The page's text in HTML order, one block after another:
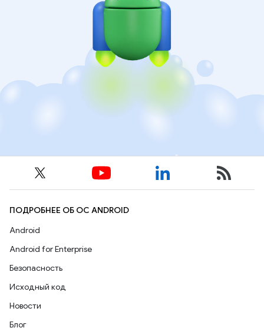
ПОДРОБНЕЕ ОБ ОС ANDROID
Android
Android for Enterprise
Безопасность
Исходный код
Новости
Блог